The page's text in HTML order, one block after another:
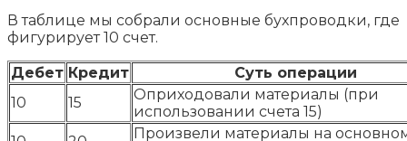
В таблице мы собрали основные бухпроводки, где
фигурирует 10 счет.
Дебет Кредит
Суть операции
10
15
Оприходовали материалы (при
использовании счета 15)
Произвели материалы на